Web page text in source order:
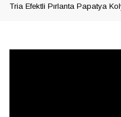
Tria Efektli Pırlanta Papatya